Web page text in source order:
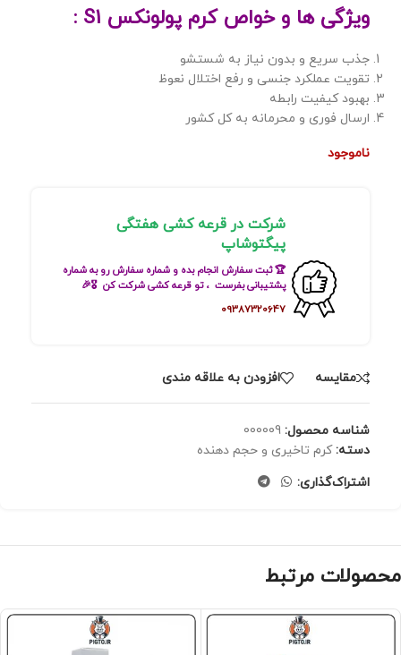
ویژگی ها و خواص کرم پولونکس S1 :
جذب سریع و بدون نیاز به شستشو
تقویت عملکرد جنسی و رفع اختلال نعوظ
بهبود کیفیت رابطه
ارسال فوری و محرمانه به کل کشور
ناموجود
شرکت در قرعه کشی هفتگی
پیگتوشاپ
🏆 ثبت سفارش انجام بده و شماره سفارش رو به شماره
پشتیبانی بفرست ، تو قرعه کشی شرکت کن 🎖🎉
09387320647
مقايسه افزودن به علاقه مندی
شناسه محصول: 000009
دسته: کرم تاخیری و حجم دهنده
اشتراک‌گذاری:
محصولات مرتبط